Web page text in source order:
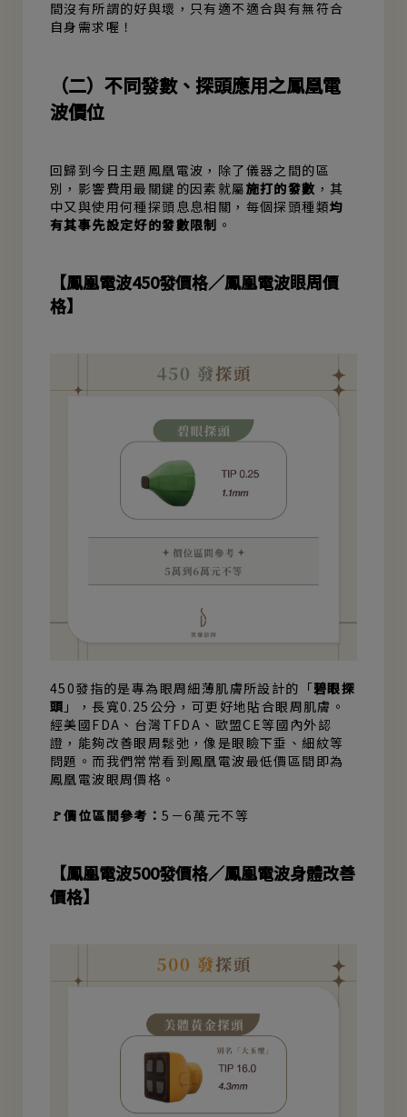
間沒有所謂的好與壞，只有適不適合與有無符合
自身需求喔！
（二）不同發數、探頭應用之鳳凰電
波價位
回歸到今日主題鳳凰電波，除了儀器之間的區
別，影響費用最關鍵的因素就屬施打的發數 ，其
中又與使用何種探頭息息相關，每個探頭種類均
有其事先設定好的發數限制 。
【鳳凰電波450發價格／鳳凰電波眼周價
格】
450發指的是專為眼周細薄肌膚所設計的「碧眼探
頭 」，長寬0.25公分，可更好地貼合眼周肌膚。
經美國FDA、台灣TFDA、歐盟CE等國內外認
證，能夠改善眼周鬆弛，像是眼瞼下垂、細紋等
問題。而我們常常看到鳳凰電波最低價區間即為
鳳凰電波眼周價格。
🚩價位區間參考：5－6萬元不等
【鳳凰電波500發價格／鳳凰電波身體改善
價格】